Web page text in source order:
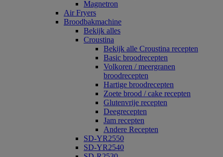
Magnetron
Air Fryers
Broodbakmachine
Bekijk alles
Croustina
Bekijk alle Croustina recepten
Basic broodrecepten
Volkoren / meergranen
broodrecepten
Hartige broodrecepten
Zoete brood / cake recepten
Glutenvrije recepten
Deegrecepten
Jam recepten
Andere Recepten
SD-YR2550
SD-YR2540